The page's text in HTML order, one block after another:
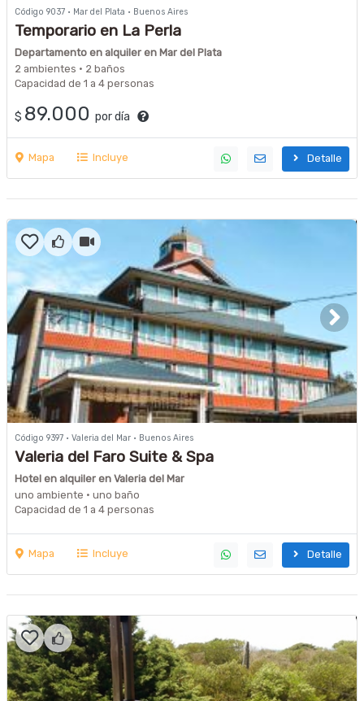
Código 9037 · Mar del Plata · Buenos Aires
Temporario en La Perla
Departamento en alquiler en Mar del Plata
2 ambientes · 2 baños
Capacidad de 1 a 4 personas
$ 89.000 por día
Mapa Incluye Detalle
Código 9397 · Valeria del Mar · Buenos Aires
Valeria del Faro Suite & Spa
Hotel en alquiler en Valeria del Mar
uno ambiente · uno baño
Capacidad de 1 a 4 personas
Mapa Incluye Detalle